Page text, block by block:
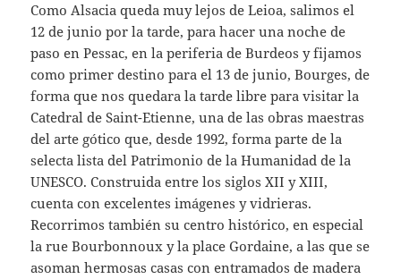
Como Alsacia queda muy lejos de Leioa, salimos el
12 de junio por la tarde, para hacer una noche de
paso en Pessac, en la periferia de Burdeos y fijamos
como primer destino para el 13 de junio, Bourges, de
forma que nos quedara la tarde libre para visitar la
Catedral de Saint-Etienne, una de las obras maestras
del arte gótico que, desde 1992, forma parte de la
selecta lista del Patrimonio de la Humanidad de la
UNESCO. Construida entre los siglos XII y XIII,
cuenta con excelentes imágenes y vidrieras.
Recorrimos también su centro histórico, en especial
la rue Bourbonnoux y la place Gordaine, a las que se
asoman hermosas casas con entramados de madera